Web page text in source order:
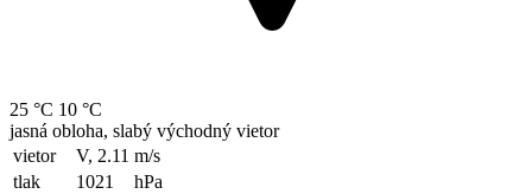
25 °C 10 °C
jasná obloha, slabý východný vietor
vietor
V, 2.11 m/s
tlak
1021
hPa